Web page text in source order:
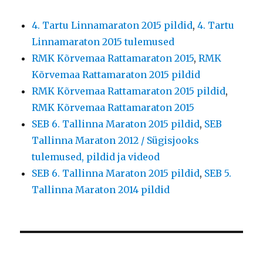
4. Tartu Linnamaraton 2015 pildid,4. Tartu
Linnamaraton 2015 tulemused
RMK Kõrvemaa Rattamaraton 2015,RMK
Kõrvemaa Rattamaraton 2015 pildid
RMK Kõrvemaa Rattamaraton 2015 pildid,
RMK Kõrvemaa Rattamaraton 2015
SEB 6. Tallinna Maraton 2015 pildid, SEB
Tallinna Maraton 2012 / Sügisjooks
tulemused, pildid ja videod
SEB 6. Tallinna Maraton 2015 pildid, SEB 5.
Tallinna Maraton 2014 pildid